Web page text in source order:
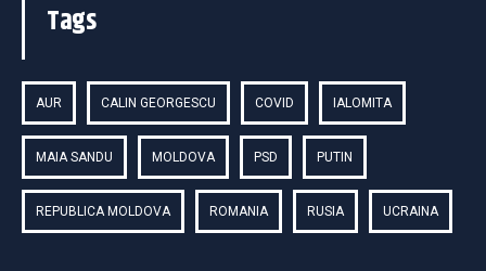
Tags
AUR CALIN GEORGESCU COVID IALOMITA
MAIA SANDU MOLDOVA PSD PUTIN
REPUBLICA MOLDOVA ROMANIA RUSIA UCRAINA